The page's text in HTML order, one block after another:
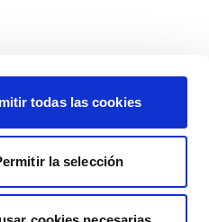
todas las cookies
la selección